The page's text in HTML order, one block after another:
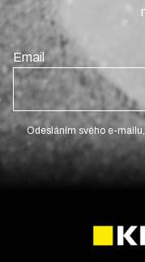
Email
Odesláním svého e-